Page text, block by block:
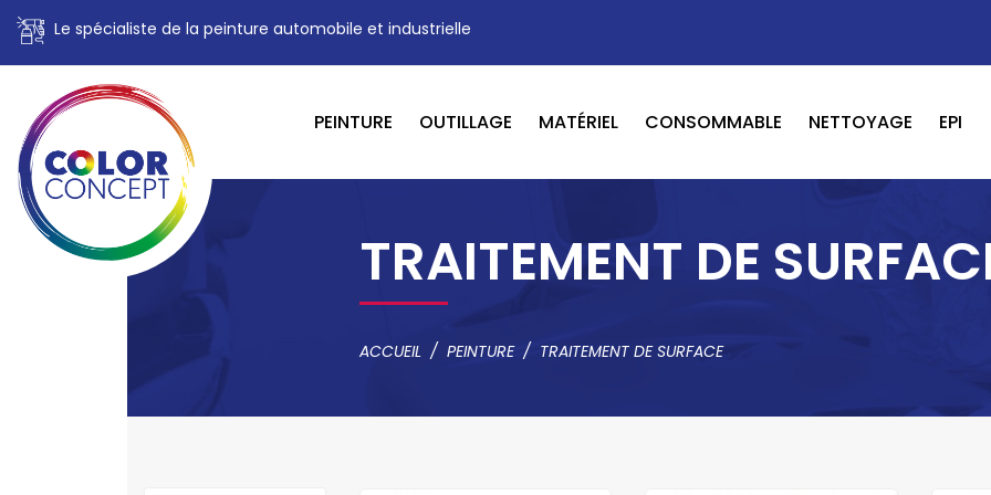
Le spécialiste de la peinture automobile et industrielle
PEINTURE OUTILLAGE MATÉRIEL CONSOMMABLE NETTOYAGE EPI
TRAITEMENT DE
ACCUEIL PEINTURE TRAITEMENT DE SURFACE